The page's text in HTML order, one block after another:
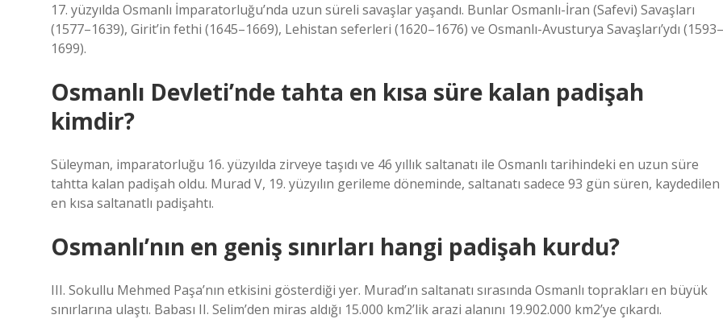
17. yüzyılda Osmanlı İmparatorluğu’nda uzun süreli savaşlar yaşandı. Bunlar Osmanlı-İran (Safevi) Savaşları
(1577–1639), Girit’in fethi (1645–1669), Lehistan seferleri (1620–1676) ve Osmanlı-Avusturya Savaşları’ydı (1593–
1699).
Osmanlı Devleti’nde tahta en kısa süre kalan padişah
kimdir?
Süleyman, imparatorluğu 16. yüzyılda zirveye taşıdı ve 46 yıllık saltanatı ile Osmanlı tarihindeki en uzun süre
tahtta kalan padişah oldu. Murad V, 19. yüzyılın gerileme döneminde, saltanatı sadece 93 gün süren, kaydedilen
en kısa saltanatlı padişahtı.
Osmanlı’nın en geniş sınırları hangi padişah kurdu?
III. Sokullu Mehmed Paşa’nın etkisini gösterdiği yer. Murad’ın saltanatı sırasında Osmanlı toprakları en büyük
sınırlarına ulaştı. Babası II. Selim’den miras aldığı 15.000 km2’lik arazi alanını 19.902.000 km2’ye çıkardı.